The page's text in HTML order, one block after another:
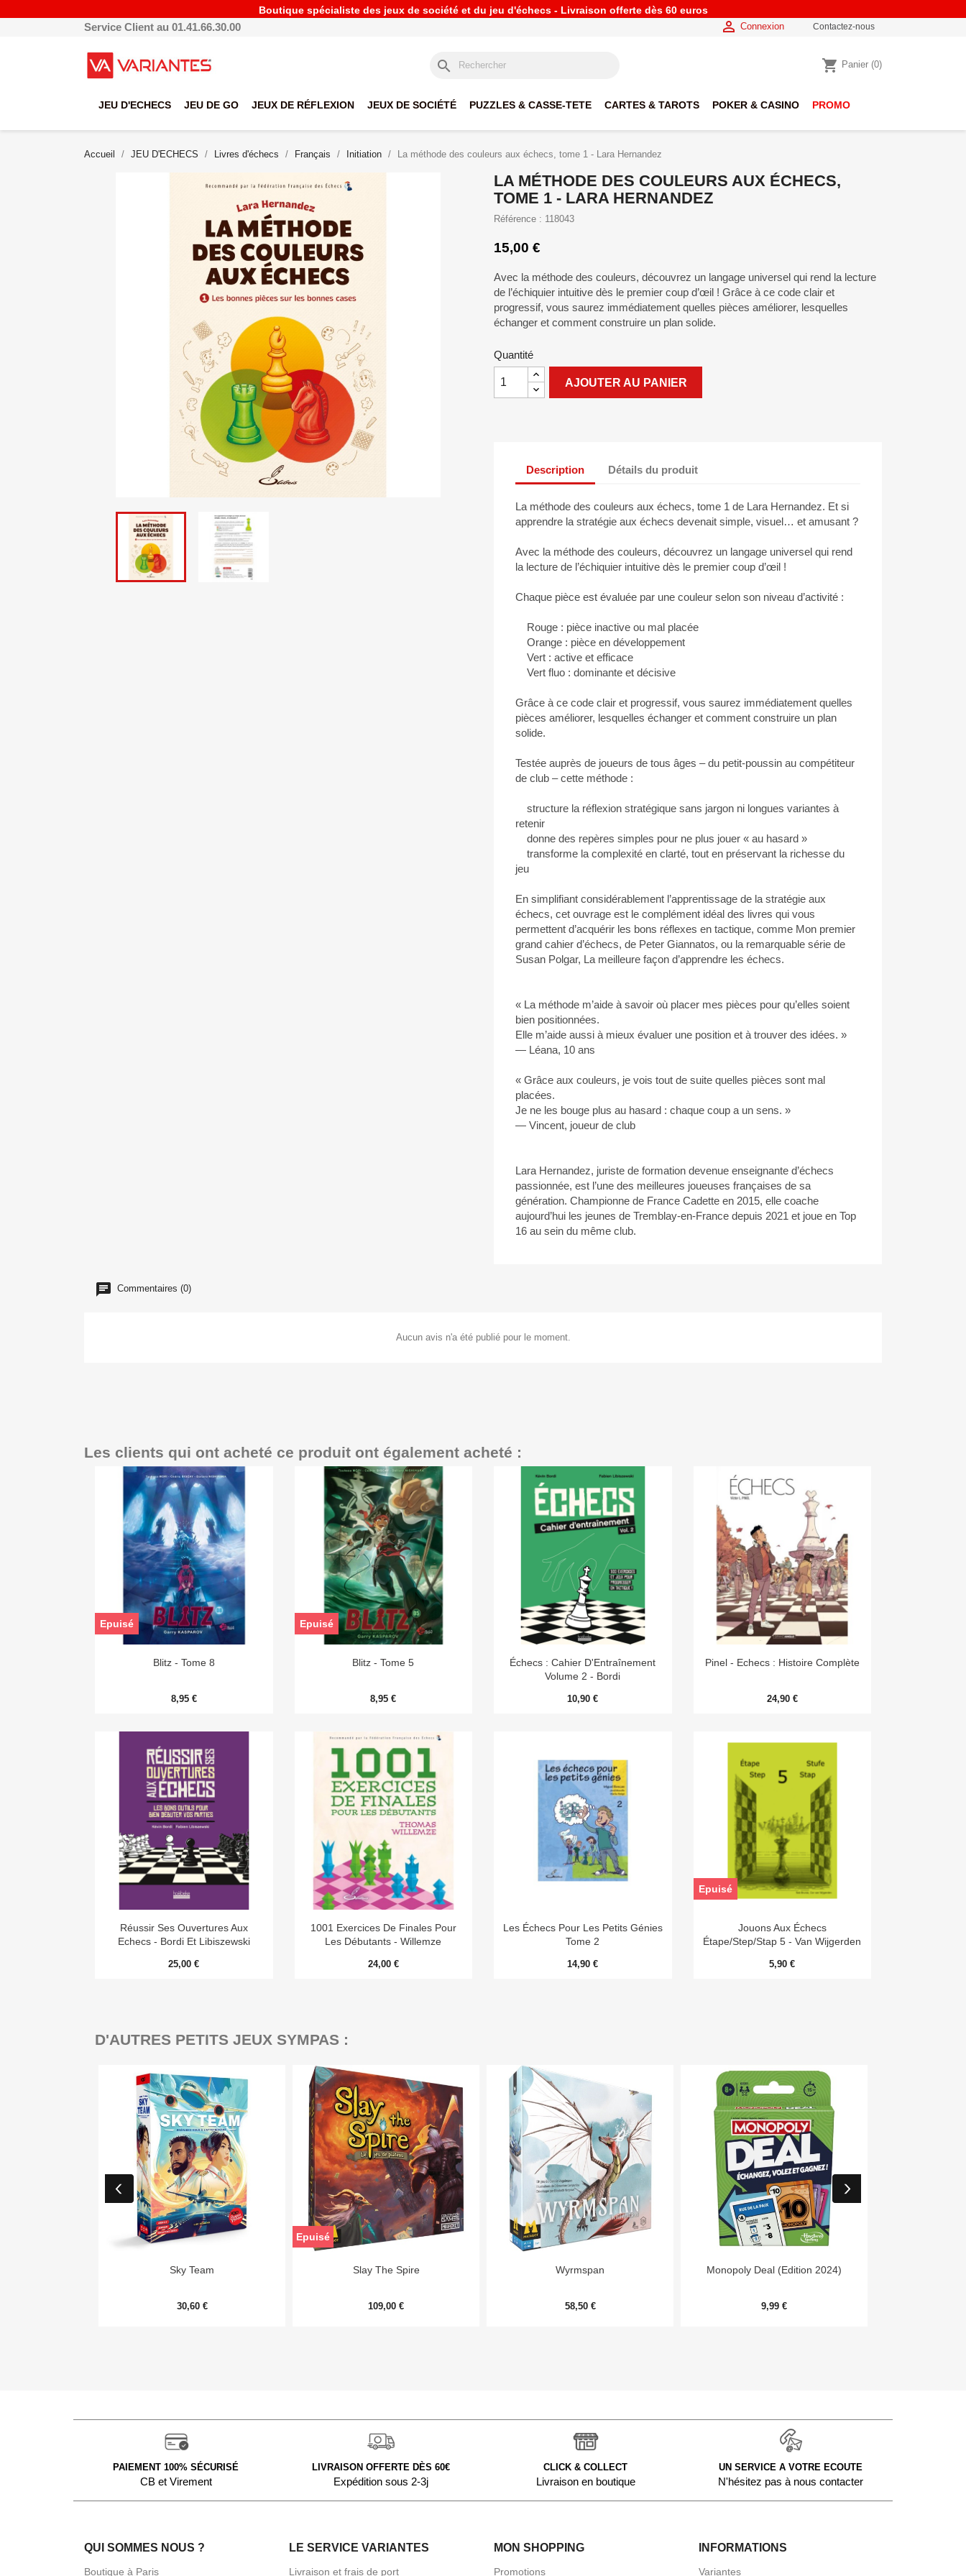
Boutique spécialiste des jeux de société et du jeu d'échecs - Livraison offerte dès 60 euros
Service Client au 01.41.66.30.00  Connexion Contactez-nous
search shopping_cart Panier (0)
JEU D'ECHECS JEU DE GO JEUX DE RÉFLEXION JEUX DE SOCIÉTÉ PUZZLES & CASSE-TETE CARTES & TAROTS POKER & CASINO PROMO
Accueil JEU D'ECHECS Livres d'échecs Français Initiation La méthode des couleurs aux échecs, tome 1 - Lara Hernandez
LA MÉTHODE DES COULEURS AUX ÉCHECS,
TOME 1 - LARA HERNANDEZ
Référence : 118043
15,00 €
Avec la méthode des couleurs, découvrez un langage universel qui rend la lecture
de l’échiquier intuitive dès le premier coup d’œil ! Grâce à ce code clair et
progressif, vous saurez immédiatement quelles pièces améliorer, lesquelles
échanger et comment construire un plan solide.
Quantité
AJOUTER AU PANIER
Description Détails du produit
La méthode des couleurs aux échecs, tome 1 de Lara Hernandez. Et si
apprendre la stratégie aux échecs devenait simple, visuel… et amusant ?
Avec la méthode des couleurs, découvrez un langage universel qui rend
la lecture de l’échiquier intuitive dès le premier coup d’œil !
Chaque pièce est évaluée par une couleur selon son niveau d’activité :
Rouge : pièce inactive ou mal placée
Orange : pièce en développement
Vert : active et efficace
Vert fluo : dominante et décisive
Grâce à ce code clair et progressif, vous saurez immédiatement quelles
pièces améliorer, lesquelles échanger et comment construire un plan
solide.
Testée auprès de joueurs de tous âges – du petit-poussin au compétiteur
de club – cette méthode :
structure la réflexion stratégique sans jargon ni longues variantes à
retenir
donne des repères simples pour ne plus jouer « au hasard »
transforme la complexité en clarté, tout en préservant la richesse du
jeu
En simplifiant considérablement l’apprentissage de la stratégie aux
échecs, cet ouvrage est le complément idéal des livres qui vous
permettent d’acquérir les bons réflexes en tactique, comme Mon premier
grand cahier d’échecs, de Peter Giannatos, ou la remarquable série de
Susan Polgar, La meilleure façon d’apprendre les échecs.
« La méthode m’aide à savoir où placer mes pièces pour qu’elles soient
bien positionnées.
Elle m’aide aussi à mieux évaluer une position et à trouver des idées. »
— Léana, 10 ans
« Grâce aux couleurs, je vois tout de suite quelles pièces sont mal
placées.
Je ne les bouge plus au hasard : chaque coup a un sens. »
— Vincent, joueur de club
Lara Hernandez, juriste de formation devenue enseignante d’échecs
passionnée, est l’une des meilleures joueuses françaises de sa
génération. Championne de France Cadette en 2015, elle coache
aujourd’hui les jeunes de Tremblay-en-France depuis 2021 et joue en Top
16 au sein du même club.
Commentaires (0)
Aucun avis n'a été publié pour le moment.
Les clients qui ont acheté ce produit ont également acheté :
Aperçu rapide
Blitz - Tome 8
8,95 €
Epuisé
Aperçu rapide
Blitz - Tome 5
8,95 €
Epuisé
Aperçu rapide
Échecs : Cahier D'Entraînement
Volume 2 - Bordi
10,90 €
Aperçu rapide
Pinel - Echecs : Histoire Complète
24,90 €
 Aperçu rapide
Réussir Ses Ouvertures Aux
Echecs - Bordi Et Libiszewski
25,00 €
Aperçu rapide
1001 Exercices De Finales Pour
Les Débutants - Willemze
24,00 €
Aperçu rapide
Les Échecs Pour Les Petits Génies
Tome 2
14,90 €
Aperçu rapide
Jouons Aux Échecs
Étape/Step/Stap 5 - Van Wijgerden
5,90 €
Epuisé
D'AUTRES PETITS JEUX SYMPAS :
Aperçu rapide
Sky Team
30,60 €
Aperçu rapide
Slay The Spire
109,00 €
Epuisé
Aperçu rapide
Wyrmspan
58,50 €
Aperçu rapide
Monopoly Deal (Edition 2024)
9,99 €
PAIEMENT 100% SÉCURISÉ
CB et Virement
LIVRAISON OFFERTE DÈS 60€
Expédition sous 2-3j
CLICK & COLLECT
Livraison en boutique
UN SERVICE A VOTRE ECOUTE
N'hésitez pas à nous contacter
QUI SOMMES NOUS ?
Boutique à Paris
LE SERVICE VARIANTES
Livraison et frais de port
MON SHOPPING
Promotions
INFORMATIONS
Variantes